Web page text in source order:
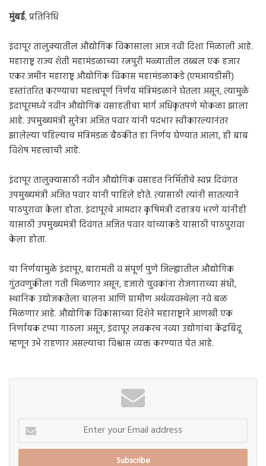
मुंबई, प्रतिनिधि
इंदापूर तालुक्यातील औद्योगिक विकासाला आज नवी दिशा मिळाली आहे.
महाराष्ट्र राज्य शेती महामंडळाच्या रत्नपुरी मळ्यातील तब्बल एक हजार
एकर जमीन महाराष्ट्र औद्योगिक विकास महामंडळाकडे (एमआयडीसी)
हस्तांतरित करण्याचा महत्त्वपूर्ण निर्णय मंत्रिमंडळाने घेतला असून, त्यामुळे
इंदापूरमध्ये नवीन औद्योगिक वसाहतीचा मार्ग अधिकृतपणे मोकळा झाला
आहे. उपमुख्यमंत्री सुनेत्रा अजित पवार यांनी पदभार स्वीकारल्यानंतर
झालेल्या पहिल्याच मंत्रिमंडळ बैठकीत हा निर्णय घेण्यात आला, ही बाब
विशेष महत्त्वाची आहे.
इंदापूर तालुक्यासाठी नवीन औद्योगिक वसाहत निर्मितीचे स्वप्न दिवंगत
उपमुख्यमंत्री अजित पवार यांनी पाहिले होते. त्यासाठी त्यांनी सातत्याने
पाठपुरावा केला होता. इंदापूरचे आमदार कृषिमंत्री दत्तात्रय भरणे यांनीही
यासाठी उपमुख्यमंत्री दिवंगत अजित पवार यांच्याकडे यासाठी पाठपुरावा
केला होता.
या निर्णयामुळे इंदापूर, बारामती व संपूर्ण पुणे जिल्ह्यातील औद्योगिक
गुंतवणुकीला गती मिळणार असून, हजारो युवकांना रोजगाराच्या संधी,
स्थानिक उद्योजकतेला चालना आणि ग्रामीण अर्थव्यवस्थेला नवे बळ
मिळणार आहे. औद्योगिक विकासाच्या दिशेने महाराष्ट्राने आणखी एक
निर्णायक टप्पा गाठला असून, इंदापूर लवकरच नव्या उद्योगांचा केंद्रबिंदू
म्हणून उभे राहणार असल्याचा विश्वास व्यक्त करण्यात येत आहे.
Enter
your
Email